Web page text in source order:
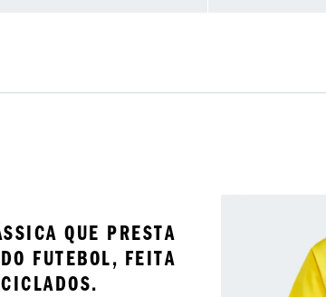
QUE PRESTA
FUTEBOL, FEITA